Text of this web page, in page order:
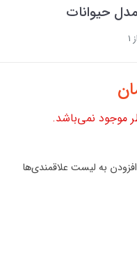
حیوانات
از 1
موجود نمی‌باشد.